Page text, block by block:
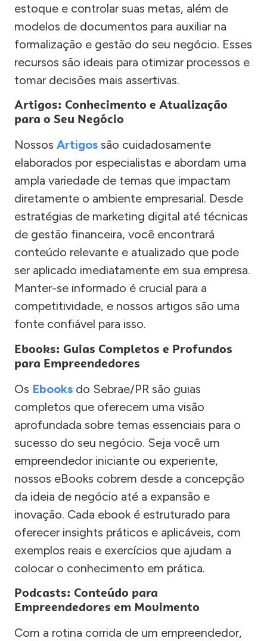
estoque e controlar suas metas, além de
modelos de documentos para auxiliar na
formalização e gestão do seu negócio. Esses
recursos são ideais para otimizar processos e
tomar decisões mais assertivas.
Artigos: Conhecimento e Atualização
para o Seu Negócio
Nossos Artigos são cuidadosamente
elaborados por especialistas e abordam uma
ampla variedade de temas que impactam
diretamente o ambiente empresarial. Desde
estratégias de marketing digital até técnicas
de gestão financeira, você encontrará
conteúdo relevante e atualizado que pode
ser aplicado imediatamente em sua empresa.
Manter-se informado é crucial para a
competitividade, e nossos artigos são uma
fonte confiável para isso.
Ebooks: Guias Completos e Profundos
para Empreendedores
Os Ebooks do Sebrae/PR são guias
completos que oferecem uma visão
aprofundada sobre temas essenciais para o
sucesso do seu negócio. Seja você um
empreendedor iniciante ou experiente,
nossos eBooks cobrem desde a concepção
da ideia de negócio até a expansão e
inovação. Cada ebook é estruturado para
oferecer insights práticos e aplicáveis, com
exemplos reais e exercícios que ajudam a
colocar o conhecimento em prática.
Podcasts: Conteúdo para
Empreendedores em Movimento
Com a rotina corrida de um empreendedor,